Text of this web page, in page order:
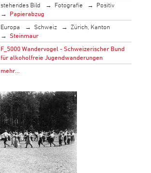
stehendes Bild Fotografie
Positiv
Papierabzug
Europa Schweiz
Zürich, Kanton
Steinmaur
F_5000 Wandervogel - Schweizerischer Bund
für alkoholfreie Jugendwanderungen
mehr…